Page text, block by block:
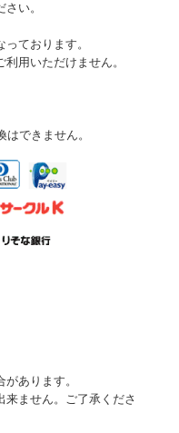
い。
ております。
用いただけません。
できません。
あります。
ません。ご了承くださ